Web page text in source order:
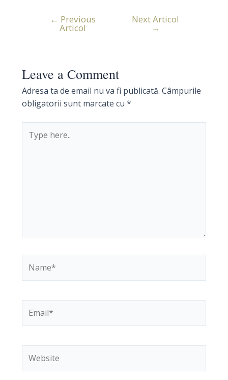
Navigare
← Previous
Articol
Next Articol
→
Leave a Comment
Adresa ta de email nu va fi publicată. Câmpurile
obligatorii sunt marcate cu *
here..